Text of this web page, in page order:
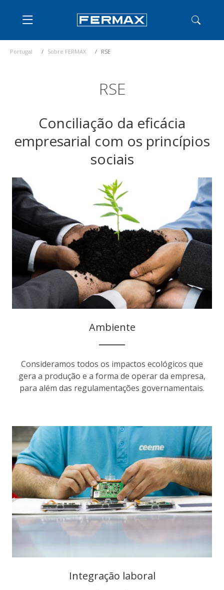
Portugal Sobre FERMAX RSE
RSE
Conciliação da eficácia
empresarial com os princípios
sociais
Ambiente
Consideramos todos os impactos ecológicos que
gera a produção e a forma de operar da empresa,
para além das regulamentações governamentais.
Integração laboral